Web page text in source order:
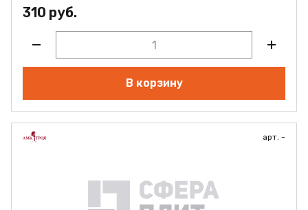
310 руб.
В корзину
арт. -